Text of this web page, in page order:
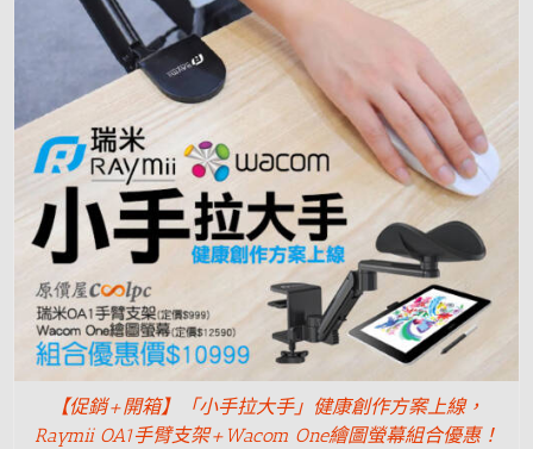
【促銷+開箱】「小手拉大手」健康創作方案上線，
Raymii OA1手臂支架+Wacom One繪圖螢幕組合優惠！